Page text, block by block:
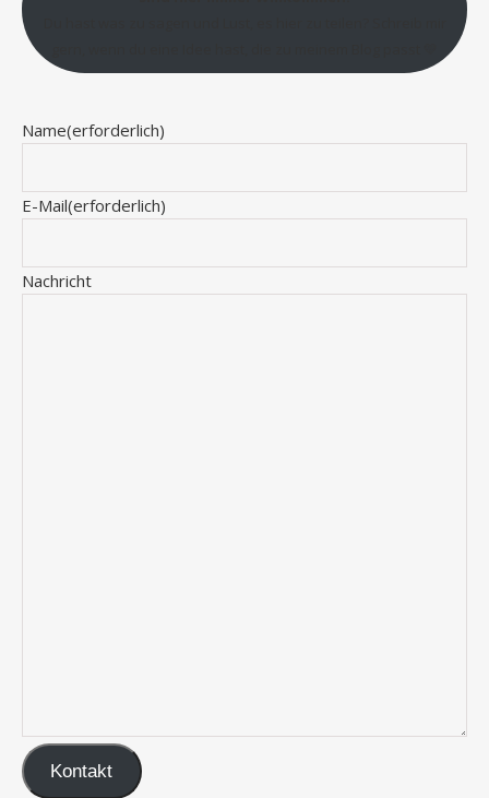
Name(erforderlich)
E-Mail(erforderlich)
Nachricht
Kontakt